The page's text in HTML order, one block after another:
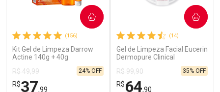
Ativar Desconto
Comprar sem Desconto
Comprar sem Desconto
(156)
Kit Gel de Limpeza Darrow
Actine 140g + 40g
R$ 49,99
R$37,99
24% OFF
COMPRAR
(14)
Gel de Limpeza Facial Eucerin
Dermopure Clinical
R$ 99,90
R$64,90
35% OFF
COMPRAR